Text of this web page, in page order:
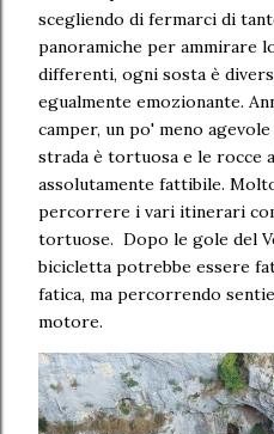
scegliendo di fermarci di
panoramiche per ammirare
differenti, ogni sosta è
egualmente emozionante.
camper, un po' meno
strada è tortuosa e le rocce
assolutamente fattibile.
percorrere i vari itinerari
tortuose. Dopo le gole del
bicicletta potrebbe essere
fatica, ma percorrendo
motore.